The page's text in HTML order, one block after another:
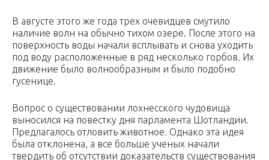
В августе этого же года трех очевидцев смутило
наличие волн на обычно тихом озере. После этого на
поверхность воды начали всплывать и снова уходить
под воду расположенные в ряд несколько горбов. Их
движение было волнообразным и было подобно
гусенице.
Вопрос о существовании лохнесского чудовища
выносился на повестку дня парламента Шотландии.
Предлагалось отловить животное. Однако эта идея
была отклонена, а все больше ученых начали
твердить об отсутствии доказательств существования